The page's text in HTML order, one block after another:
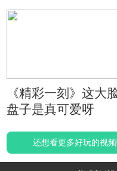
《精彩一刻》这大
盘子是真可爱呀
还想看更多好玩的视